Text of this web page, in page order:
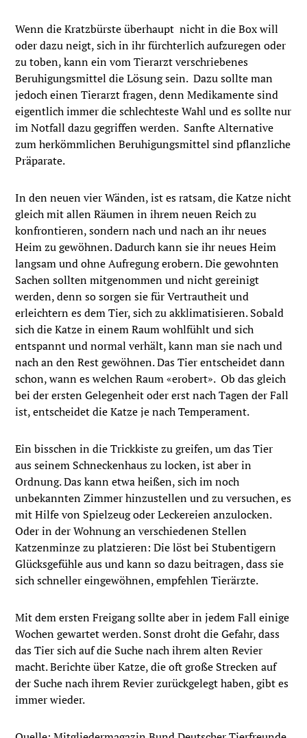
Wenn die Kratzbürste überhaupt nicht in die Box will
oder dazu neigt, sich in ihr fürchterlich aufzuregen oder
zu toben, kann ein vom Tierarzt verschriebenes
Beruhigungsmittel die Lösung sein. Dazu sollte man
jedoch einen Tierarzt fragen, denn Medikamente sind
eigentlich immer die schlechteste Wahl und es sollte nur
im Notfall dazu gegriffen werden. Sanfte Alternative
zum herkömmlichen Beruhigungsmittel sind pflanzliche
Präparate.
In den neuen vier Wänden, ist es ratsam, die Katze nicht
gleich mit allen Räumen in ihrem neuen Reich zu
konfrontieren, sondern nach und nach an ihr neues
Heim zu gewöhnen. Dadurch kann sie ihr neues Heim
langsam und ohne Aufregung erobern. Die gewohnten
Sachen sollten mitgenommen und nicht gereinigt
werden, denn so sorgen sie für Vertrautheit und
erleichtern es dem Tier, sich zu akklimatisieren. Sobald
sich die Katze in einem Raum wohlfühlt und sich
entspannt und normal verhält, kann man sie nach und
nach an den Rest gewöhnen. Das Tier entscheidet dann
schon, wann es welchen Raum «erobert». Ob das gleich
bei der ersten Gelegenheit oder erst nach Tagen der Fall
ist, entscheidet die Katze je nach Temperament.
Ein bisschen in die Trickkiste zu greifen, um das Tier
aus seinem Schneckenhaus zu locken, ist aber in
Ordnung. Das kann etwa heißen, sich im noch
unbekannten Zimmer hinzustellen und zu versuchen, es
mit Hilfe von Spielzeug oder Leckereien anzulocken.
Oder in der Wohnung an verschiedenen Stellen
Katzenminze zu platzieren: Die löst bei Stubentigern
Glücksgefühle aus und kann so dazu beitragen, dass sie
sich schneller eingewöhnen, empfehlen Tierärzte.
Mit dem ersten Freigang sollte aber in jedem Fall einige
Wochen gewartet werden. Sonst droht die Gefahr, dass
das Tier sich auf die Suche nach ihrem alten Revier
macht. Berichte über Katze, die oft große Strecken auf
der Suche nach ihrem Revier zurückgelegt haben, gibt es
immer wieder.